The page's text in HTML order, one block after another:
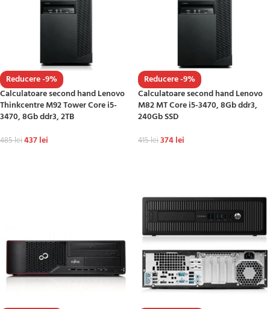
Reducere -9%
Calculatoare second hand Lenovo
Thinkcentre M92 Tower Core i5-
3470, 8Gb ddr3, 2TB
485lei437lei
Reducere -9%
Calculatoare second hand Lenovo
M82 MT Core i5-3470, 8Gb ddr3,
240Gb SSD
415lei374lei